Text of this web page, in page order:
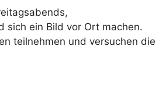
sich ein Bild vor Ort machen.
teilnehmen und versuchen die